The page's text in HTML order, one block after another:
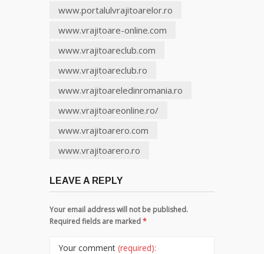
www.portalulvrajitoarelor.ro
www.vrajitoare-online.com
www.vrajitoareclub.com
www.vrajitoareclub.ro
www.vrajitoareledinromania.ro
www.vrajitoareonline.ro/
www.vrajitoarero.com
www.vrajitoarero.ro
LEAVE A REPLY
Your email address will not be published.
Required fields are marked*
Your comment (required):